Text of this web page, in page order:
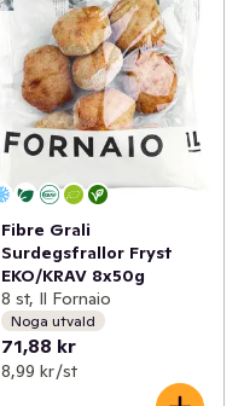
Fibre Grali
Surdegsfrallor Fryst
EKO/KRAV 8x50g
8 st, Il Fornaio
Noga utvald
71,88 kr
8,99 kr /st